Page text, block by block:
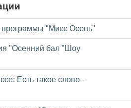
программы "Мисс Осень"
"Осенний бал "Шоу
Есть такое слово –